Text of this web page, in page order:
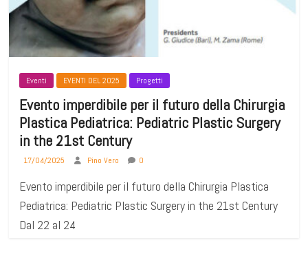
Eventi EVENTI DEL 2025 Progetti
Evento imperdibile per il futuro della Chirurgia
Plastica Pediatrica: Pediatric Plastic Surgery
in the 21st Century
17/04/2025 Pino Vero 0
Evento imperdibile per il futuro della Chirurgia Plastica
Pediatrica: Pediatric Plastic Surgery in the 21st Century
Dal 22 al 24